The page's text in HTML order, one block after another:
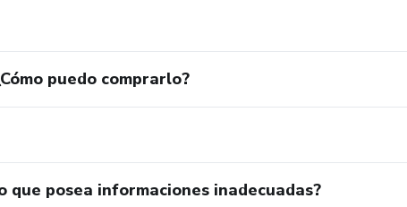
puedo comprarlo?
que posea informaciones inadecuadas?